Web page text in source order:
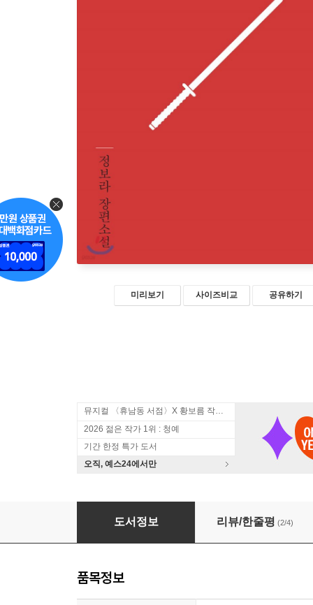
미리보기 사이즈비교 공유하기
뮤지컬 〈휴남동 서점〉X 황보름 작가 북토크
2026 젊은 작가 1위 : 청예
기간 한정 특가 도서
오직, 예스24에서만
도서정보 리뷰/한줄평 (2/4)
품목정보